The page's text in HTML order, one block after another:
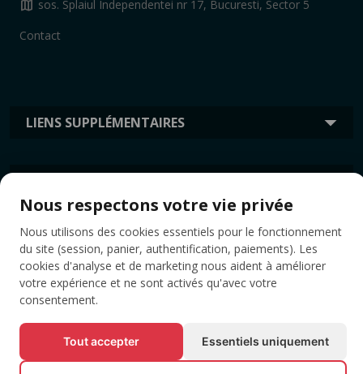
LIENS SUPPLÉMENTAIRES
map sos. Splaiul Independentei nr 17, Bucuresti, Sector 5
Contact
ÉTIQUETTES
Nous respectons votre vie privée
Nous utilisons des cookies essentiels pour le fonctionnement
du site (session, panier, authentification, paiements). Les
cookies d'analyse et de marketing nous aident à améliorer
votre expérience et ne sont activés qu'avec votre
consentement.
Tout accepter Essentiels uniquement